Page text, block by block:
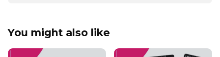
You might also like